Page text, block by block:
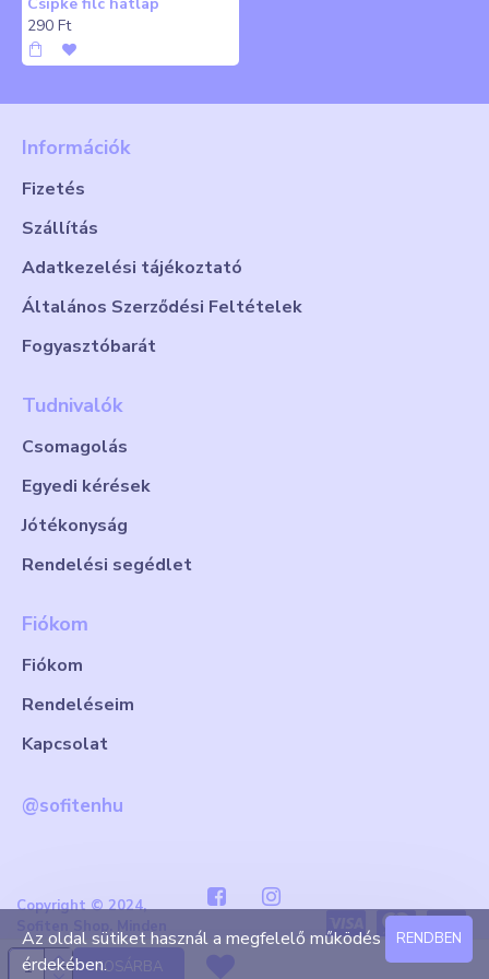
KOSÁRBA
290 Ft
Információk
Fizetés
Szállítás
Adatkezelési tájékoztató
Általános Szerződési Feltételek
Fogyasztóbarát
Tudnivalók
Csomagolás
Egyedi kérések
Jótékonyság
Rendelési segédlet
Fiókom
Fiókom
Rendeléseim
Kapcsolat
@sofitenhu
Copyright © 2024,
jog fenntartva
RENDBEN
Az oldal sütiket használ a megfelelő működés
érdekében.